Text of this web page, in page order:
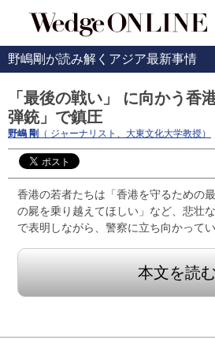
野嶋剛が読み解くアジア最新事情
「最後の戦い」 に向かう香
弾銃」で鎮圧
野嶋 剛 （ ジャーナリスト、大東文化大学教授）
香港の若者たちは「香港を守るための
の屍を乗り越えてほしい」など、悲壮
で表明しながら、警察に立ち向かってい
本文を読む